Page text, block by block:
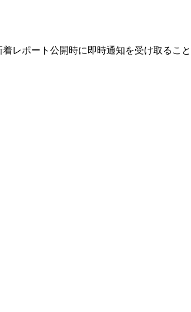
レポート公開時に即時通知を受け取ること